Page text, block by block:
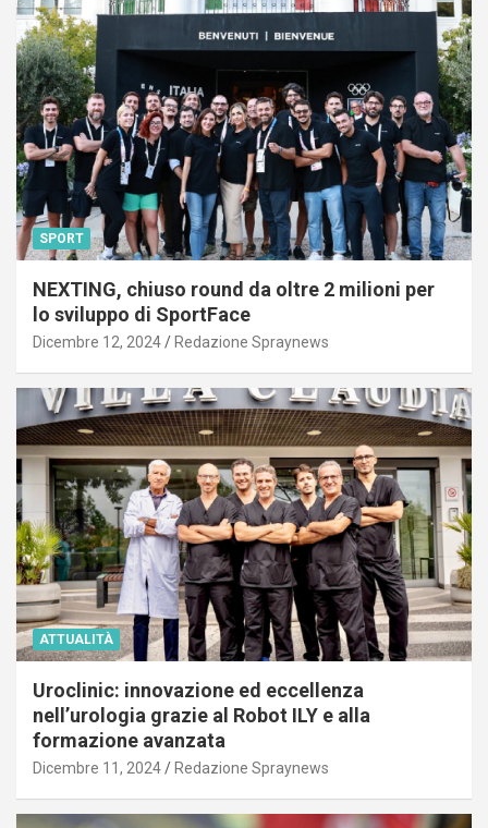
SPORT
NEXTING, chiuso round da oltre 2 milioni per
lo sviluppo di SportFace
Dicembre 12, 2024 Redazione Spraynews
ATTUALITÀ
Uroclinic: innovazione ed eccellenza
nell’urologia grazie al Robot ILY e alla
formazione avanzata
Dicembre 11, 2024 Redazione Spraynews